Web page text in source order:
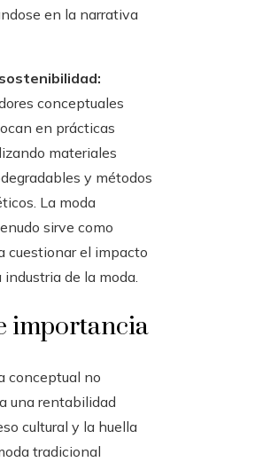
en la narrativa
conceptuales
en prácticas
materiales
y métodos
La moda
sirve como
cuestionar el impacto
de la moda.
importancia
conceptual no
una rentabilidad
cultural y la huella
tradicional